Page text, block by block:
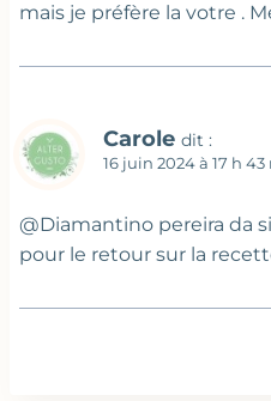
mais je préfère la votre .
Carole dit :
16 juin 2024 à 17 h
@Diamantino pereira da
pour le retour sur la